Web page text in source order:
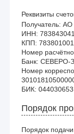
Реквизиты
Получатель:
ИНН:
КПП: 783801001
Номер
Банк:
Номер
Порядок
Порядок подачи